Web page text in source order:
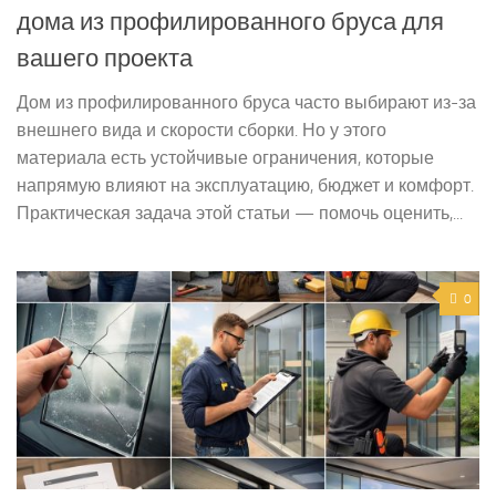
дома из профилированного бруса для
вашего проекта
Дом из профилированного бруса часто выбирают из-за
внешнего вида и скорости сборки. Но у этого
материала есть устойчивые ограничения, которые
напрямую влияют на эксплуатацию, бюджет и комфорт.
Практическая задача этой статьи — помочь оценить,...
0